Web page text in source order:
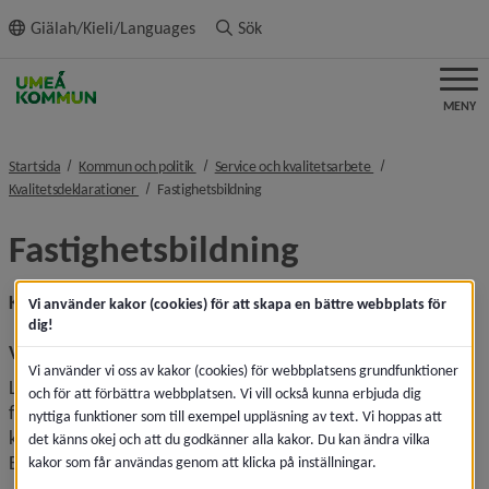
innehållet
Giälah/Kieli/Languages Sök
MENY
Startsida Kommun och politik nivå i brödsmulenavigeringen
Service och kvalitetsarbete nivå i
Kvalitetsdeklarationer nivå i brödsmulenavigeringen
Fastighetsbildningnivå i brödsmulenavigeringen
Fastighetsbildning
Kvalitetsdeklaration
Vårt uppdrag
Lantmäterimyndigheten i Umeå kommun, KLM, ansvarar
för fastighetsbildningen och fastighetsregistret inom
kommunen. KLM är en självständig myndighet som tillhör
Byggnadsnämndens ansvarsområde.
Vi använder kakor (cookies) för att skapa en bättre webbplats för
dig!
Vi använder vi oss av kakor (cookies) för webbplatsens grundfunktioner
och för att förbättra webbplatsen. Vi vill också kunna erbjuda dig
nyttiga funktioner som till exempel uppläsning av text. Vi hoppas att
det känns okej och att du godkänner alla kakor. Du kan ändra vilka
kakor som får användas genom att klicka på inställningar.